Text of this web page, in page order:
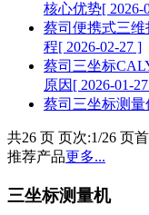
核心优势[ 2026-
蔡司便携式三
程[ 2026-02-27 ]
蔡司三坐标
原因 [ 2026-01-
蔡司三坐标测
共26 页 页次:1/26 页
推荐产品更多...
三坐标测量机